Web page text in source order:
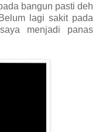
bangun pasti deh
lagi sakit pada
menjadi panas